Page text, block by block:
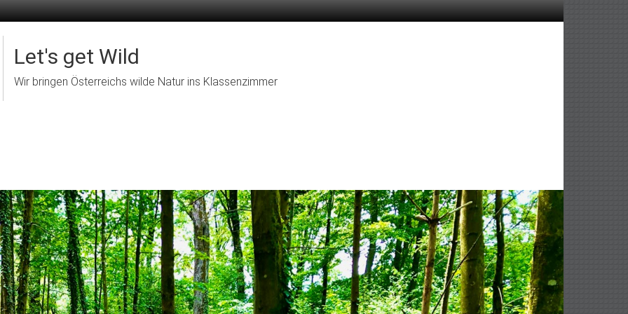
Let's get Wild
Wir bringen Österreichs wilde Natur ins Klassenzimmer